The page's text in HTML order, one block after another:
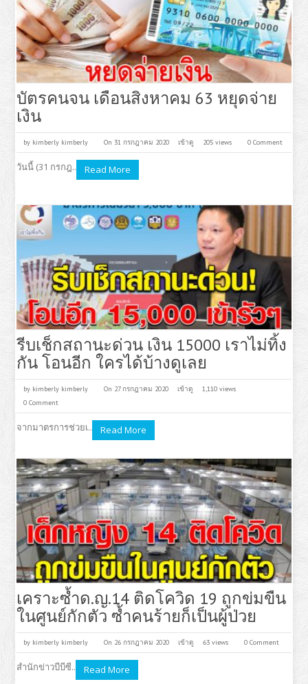
บัตรคนจน เดือนสิงหาคม 63 หยุดจ่าย
เงิน
by kimberly kimberly On 31 กรกฎาคม 2020 เข้าดู 205 views 0 Comment
วันนี้ (31 กรกฎ.. Read More
รีบเช็กสถานะด่วน เงิน 15000 เราไม่ทิ้ง
กัน โอนอีก ใครได้บ้างดูเลย
by kimberly kimberly On 27 กรกฎาคม 2020 เข้าดู
1,110 views
0 Comment
จากมาตรการช่วยเ.. Read More
เคราะซ้ำด.ญ.14 ติดโควิด 19 ถูกข่มขืน
ในศูนย์กักตัว ซ้ำคนร้ายก็เป็นผู้ป่วย
by kimberly kimberly On 26 กรกฎาคม 2020 เข้าดู 63 views 0 Comment
สำนักข่าวบีบีซี.. Read More